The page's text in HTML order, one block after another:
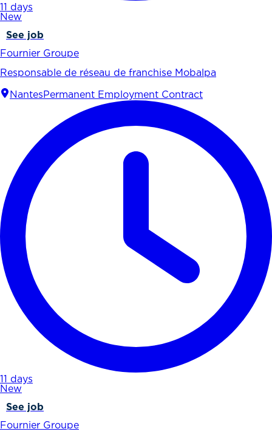
11 days
New
See job
Fournier Groupe
Responsable de réseau de franchise Mobalpa
Nantes Permanent Employment Contract
11 days
New
See job
Fournier Groupe